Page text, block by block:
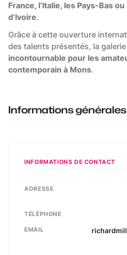
France, l’Italie, les Pays-Bas
d’Ivoire.
Grâce à cette ouverture
des talents présentés, la
incontournable pour les
contemporain à Mons.
Informations générales
INFORMATIONS DE CONTACT
ADRESSE
TÉLÉPHONE
EMAIL